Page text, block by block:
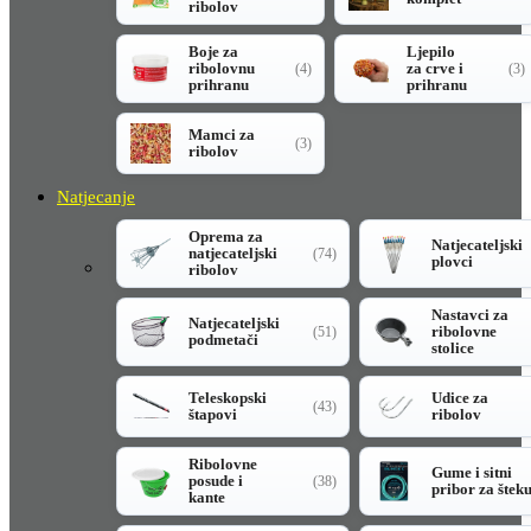
ribolov
Boje za
ribolovnu
prihranu
(4)
Ljepilo
za crve i
prihranu
(3)
Mamci za
ribolov
(3)
Natjecanje
Oprema za
natjecateljski
ribolov
(74)
Natjecateljski
plovci
Natjecateljski
podmetači
(51)
Nastavci za
ribolovne
stolice
Teleskopski
štapovi
(43)
Udice za
ribolov
Ribolovne
posude i
kante
(38)
Gume i sitni
pribor za šteku